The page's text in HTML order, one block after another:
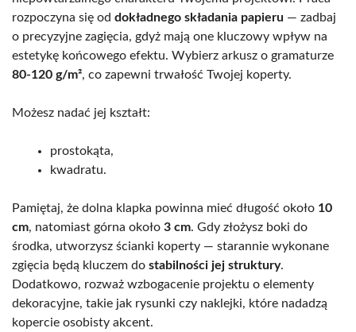
rozpoczyna się od dokładnego składania papieru — zadbaj
o precyzyjne zagięcia, gdyż mają one kluczowy wpływ na
estetykę końcowego efektu. Wybierz arkusz o gramaturze
80-120 g/m², co zapewni trwałość Twojej koperty.
Możesz nadać jej kształt:
prostokąta,
kwadratu.
Pamiętaj, że dolna klapka powinna mieć długość około 10
cm, natomiast górna około 3 cm. Gdy złożysz boki do
środka, utworzysz ścianki koperty — starannie wykonane
zgięcia będą kluczem do stabilności jej struktury.
Dodatkowo, rozważ wzbogacenie projektu o elementy
dekoracyjne, takie jak rysunki czy naklejki, które nadadzą
kopercie osobisty akcent.